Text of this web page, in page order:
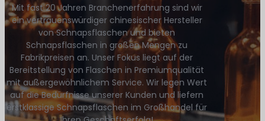
Mit fast 20 Jahren Branchenerfahrung sind wir
ein vertrauenswürdiger chinesischer Hersteller
von Schnapsflaschen und bieten
Schnapsflaschen in großen Mengen zu
Fabrikpreisen an. Unser Fokus liegt auf der
Bereitstellung von Flaschen in Premiumqualität
mit außergewöhnlichem Service. Wir legen Wert
auf die Bedürfnisse unserer Kunden und liefern
erstklassige Schnapsflaschen im Großhandel für